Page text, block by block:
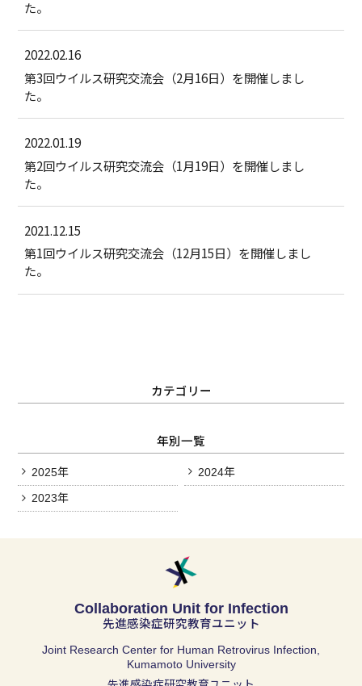
た。
2022.02.16
第3回ウイルス研究交流会（2月16日）を開催しまし
た。
2022.01.19
第2回ウイルス研究交流会（1月19日）を開催しまし
た。
2021.12.15
第1回ウイルス研究交流会（12月15日）を開催しまし
た。
カテゴリー
年別一覧
2025年 2024年
2023年
Collaboration Unit for Infection
先進感染症研究教育ユニット
Joint Research Center for Human Retrovirus Infection,
Kumamoto University